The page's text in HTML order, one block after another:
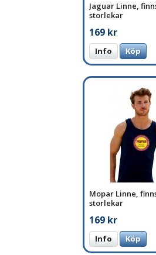
Jaguar Linne,
storlekar
169 kr
Info Köp
Mopar Linne,
storlekar
169 kr
Info Köp